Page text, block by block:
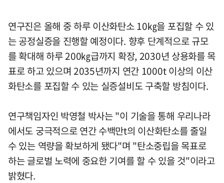
연구진은 올해 중 하루 이산화탄소 10㎏을 포집할 수 있
는 공정실증을 진행할 예정이다. 향후 단계적으로 규모
를 확대해 하루 200㎏급까지 확장, 2030년 상용화를 목
표로 하고 있으며 2035년까지 연간 1000t 이상의 이산
화탄소를 포집할 수 있는 실증설비도 구축할 방침이다.
연구책임자인 박영철 박사는 "이 기술을 통해 우리나라
에서도 궁극적으로 연간 수백만t의 이산화탄소를 줄일
수 있는 역량을 확보하게 됐다"며 "탄소중립을 목표로
하는 글로벌 노력에 중요한 기여를 할 수 있을 것"이라고
밝혔다.